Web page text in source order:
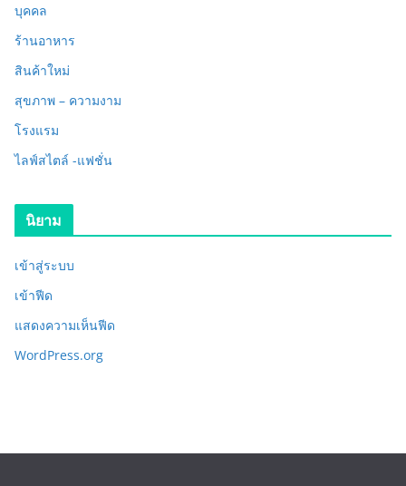
บุคคล
ร้านอาหาร
สินค้าใหม่
สุขภาพ – ความงาม
โรงแรม
ไลฟ์สไตล์ -แฟชั่น
นิยาม
เข้าสู่ระบบ
เข้าฟีด
แสดงความเห็นฟีด
WordPress.org